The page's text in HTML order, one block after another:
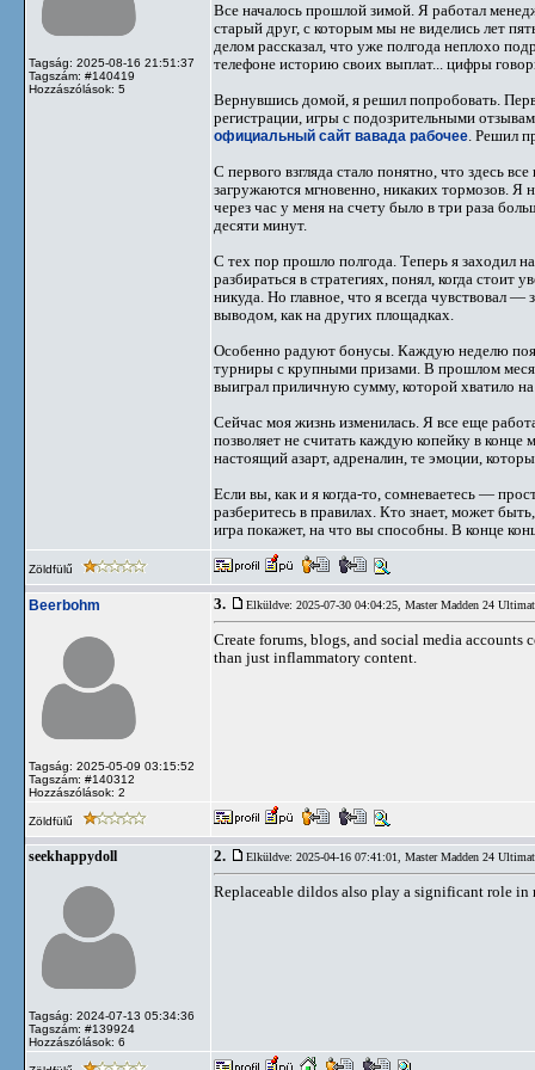
Tagság: 2025-08-16 21:51:37
Tagszám: #140419
Hozzászólások: 5
Все началось прошлой зимой. Я работал
старый друг, с которым мы не виделись лет
делом рассказал, что уже полгода неплохо
телефоне историю своих выплат... цифры
Вернувшись домой, я решил попробовать.
регистрации, игры с подозрительными
официальный сайт вавада рабочее . Решил
С первого взгляда стало понятно, что здесь
загружаются мгновенно, никаких тормозов. Я
через час у меня на счету было в три раза
десяти минут.
С тех пор прошло полгода. Теперь я заходил
разбираться в стратегиях, понял, когда
никуда. Но главное, что я всегда чувствовал
выводом, как на других площадках.
Особенно радуют бонусы. Каждую неделю
турниры с крупными призами. В прошлом
выиграл приличную сумму, которой хватило
Сейчас моя жизнь изменилась. Я все еще
позволяет не считать каждую копейку в
настоящий азарт, адреналин, те эмоции,
Если вы, как и я когда-то, сомневаетесь —
разберитесь в правилах. Кто знает, может
игра покажет, на что вы способны. В конце
Zöldfülű
Beerbohm
Tagság: 2025-05-09 03:15:52
Tagszám: #140312
Hozzászólások: 2
3. Elküldve: 2025-07-30 04:04:25, Master Madden 24
Create forums, blogs, and social media accounts
than just inflammatory content.
Zöldfülű
seekhappydoll
Tagság: 2024-07-13 05:34:36
Tagszám: #139924
Hozzászólások: 6
2. Elküldve: 2025-04-16 07:41:01, Master Madden 24
Replaceable dildos also play a significant role